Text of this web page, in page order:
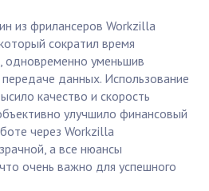
из фрилансеров Workzilla
сократил время
одновременно уменьшив
данных. Использование
качество и скорость
улучшило финансовый
через Workzilla
а все нюансы
очень важно для успешного